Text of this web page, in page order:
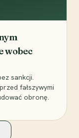
wobec
sankcji.
fałszywymi
obronę.